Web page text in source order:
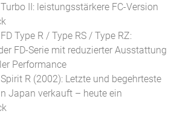
II: leistungsstärkere FC-Version
Type R / Type RS / Type RZ:
FD-Serie mit reduzierter Ausstattung
Performance
R (2002): Letzte und begehrteste
Japan verkauft – heute ein